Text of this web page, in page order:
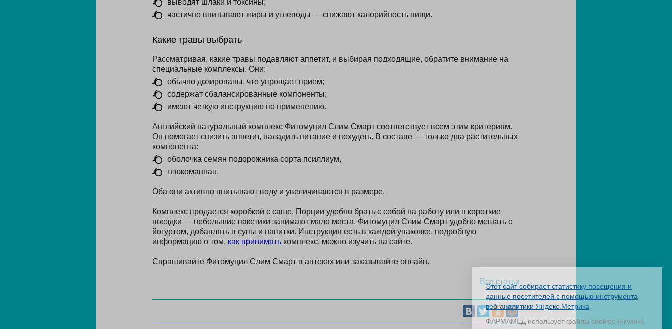
выводят шлаки и токсины;
частично впитывают жиры и углеводы — снижают калорийность пищи.
Какие травы выбрать
Рассматривая, какие травы подавляют аппетит, и выбирая подходящие, обратите внимание на
специальные комплексы. Они:
обычно дозированы, что упрощает прием;
содержат сбалансированные компоненты;
имеют четкую инструкцию по применению.
Английский натуральный комплекс Фитомуцил Слим Смарт соответствует всем этим критериям.
Он помогает снизить аппетит, наладить питание и похудеть. В составе — только два растительных
компонента:
оболочка семян подорожника сорта псиллиум,
глюкоманнан.
Оба они активно впитывают воду и увеличиваются в размере.
Комплекс продается коробкой с саше. Порции удобно брать с собой на работу или в короткие
поездки — небольшие пакетики занимают мало места. Фитомуцил Слим Смарт удобно мешать с
йогуртом, добавлять в супы и напитки. Инструкция есть в каждой упаковке, подробную
информацию о том, как приниматькомплекс, можно изучить на сайте.
Спрашивайте Фитомуцил Слим Смарт в аптеках или заказывайте онлайн.
Все статьи
Этот сайт собирает статистику посещения и
данные посетителей с помощью инструмента
веб-аналитики Яндекс.Метрика
ФАРМАМЕД использует файлы cookies («куки»),